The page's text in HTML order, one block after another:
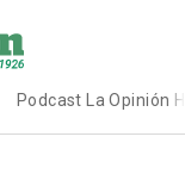
Podcast La Opinión